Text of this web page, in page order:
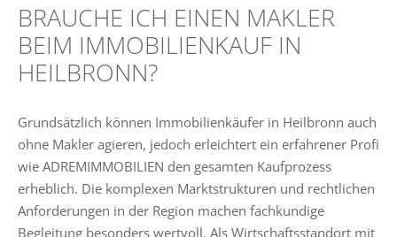
BRAUCHE ICH EINEN MAKLER
BEIM IMMOBILIENKAUF IN
HEILBRONN?
Grundsätzlich können Immobilienkäufer in Heilbronn auch
ohne Makler agieren, jedoch erleichtert ein erfahrener Profi
wie ADREMIMMOBILIEN den gesamten Kaufprozess
erheblich. Die komplexen Marktstrukturen und rechtlichen
Anforderungen in der Region machen fachkundige
Begleitung besonders wertvoll. Als Wirtschaftsstandort mit